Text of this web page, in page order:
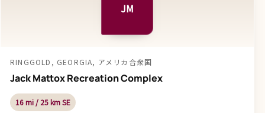
JM
RINGGOLD, GEORGIA, アメリカ合衆国
Jack Mattox Recreation Complex
16 mi / 25 km SE